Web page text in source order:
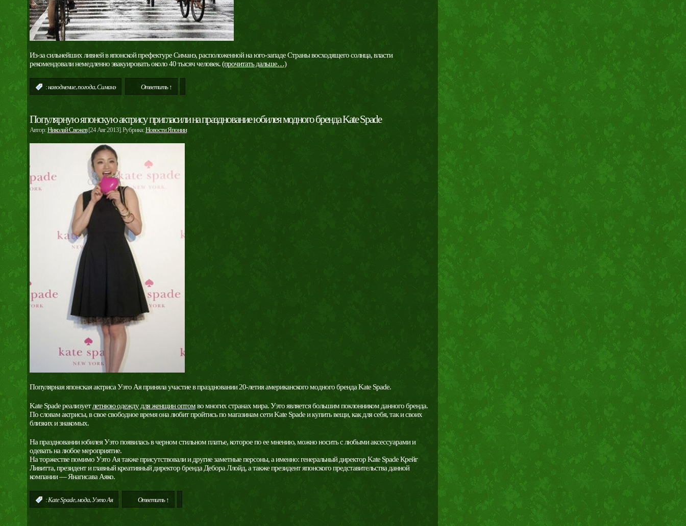
Из-за сильнейших ливней в японской префектуре Симанэ, расположенной на юго-западе Страны восходящего солнца, власти
рекомендовали немедленно эвакуировать около 40 тысяч человек.(прочитать дальше…)
:наводнение, погода, Симанэ Ответить ↑
Популярную японскую актрису пригласили на празднование юбилея модного бренда Kate Spade
Автор:Николай Свежев[24 Авг 2013]. Рубрика:Новости Японии
Популярная японская актриса Уэто Ая приняла участие в праздновании 20-летия американского модного бренда Kate Spade.
Kate Spade реализуетлетнюю одежду для женщин оптомво многих странах мира. Уэто является большим поклонником данного бренда.
По словам актрисы, в свое свободное время она любит пройтись по магазинам сети Kate Spade и купить вещи, как для себя, так и своих
близких и знакомых.
На праздновании юбилея Уэто появилась в черном стильном платье, которое по ее мнению, можно носить с любыми аксессуарами и
одевать на любое мероприятие.
На торжестве помимо Уэто Ая также присутствовали и другие заметные персоны, а именно: генеральный директор Kate Spade Крейг
Ливитта, президент и главный креативный директор бренда Дебора Ллойд, а также президент японского представительства данной
компании — Янагисава Аяко.
: Kate Spade, мода, Уэто Ая Ответить ↑